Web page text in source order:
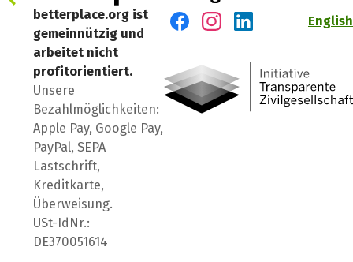
betterplace.org ist
gemeinnützig und
arbeitet nicht
profitorientiert.
Unsere
Bezahlmöglichkeiten:
Apple Pay, Google Pay,
PayPal, SEPA
Lastschrift,
Kreditkarte,
Überweisung.
USt-IdNr.:
DE370051614
English